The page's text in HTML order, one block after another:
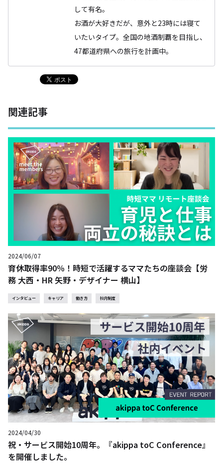
して有名。
お酒が大好きだが、意外と23時には寝て
いたいタイプ。全国の地酒制覇を目指し、
47都道府県への旅行を計画中。
関連記事
2024/06/07
育休取得率90％！時短で活躍するママたちの座談会【労
務 大西・HR 矢野・デザイナー 横山】
インタビュー キャリア 働き方 社内制度
2024/04/30
祝・サービス開始10周年。『akippa toC Conference』
を開催しました。